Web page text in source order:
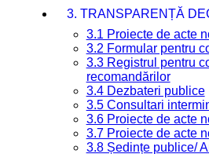
3. TRANSPARENȚĂ
3.1 Proiecte de acte
3.2 Formular pentru
3.3 Registrul pentru
recomandărilor
3.4 Dezbateri publice
3.5 Consultari
3.6 Proiecte de acte
3.7 Proiecte de acte
3.8 Ședințe publice/